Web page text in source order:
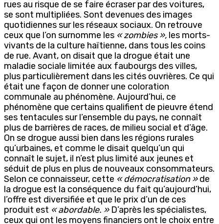
rues au risque de se faire écraser par des voitures,
se sont multipliées. Sont devenues des images
quotidiennes sur les réseaux sociaux. On retrouve
ceux que l’on surnomme les « zombies », les morts-
vivants de la culture haïtienne, dans tous les coins
de rue. Avant, on disait que la drogue était une
maladie sociale limitée aux faubourgs des villes,
plus particulièrement dans les cités ouvrières. Ce qui
était une façon de donner une coloration
communale au phénomène. Aujourd’hui, ce
phénomène que certains qualifient de pieuvre étend
ses tentacules sur l’ensemble du pays, ne connaît
plus de barrières de races, de milieu social et d’âge.
On se drogue aussi bien dans les régions rurales
qu’urbaines, et comme le disait quelqu’un qui
connaît le sujet, il n’est plus limité aux jeunes et
séduit de plus en plus de nouveaux consommateurs.
Selon ce connaisseur, cette « démocratisation »de
la drogue est la conséquence du fait qu’aujourd’hui,
l’offre est diversifiée et que le prix d’un de ces
produit est « abordable. »D’après les spécialistes,
ceux qui ont les moyens financiers ont le choix entre